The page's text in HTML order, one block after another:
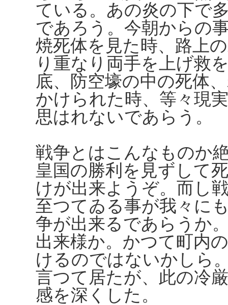
ている。あの炎の下で
であろう。今朝からの
焼死体を見た時、路上
り重なり両手を上げ救
底、防空壕の中の死体
かけられた時、等々現
思はれないであらう。
戦争とはこんなものか
皇国の勝利を見ずして
けが出来ようぞ。而し
至つてゐる事が我々に
争が出来るであらうか
出来様か。かつて町内
けるのではないかしら
言つて居たが、此の冷
感を深くした。